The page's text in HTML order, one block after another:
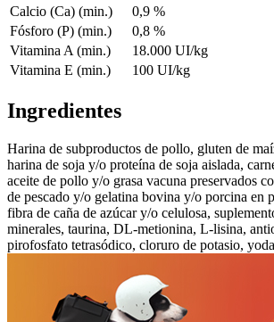
Calcio (Ca) (min.)
0,9 %
Fósforo (P) (min.)
0,8 %
Vitamina A (min.)
18.000 UI/kg
Vitamina E (min.)
100 UI/kg
Ingredientes
Harina de subproductos de pollo, gluten de
harina de soja y/o proteína de soja aislada,
aceite de pollo y/o grasa vacuna preservados
de pescado y/o gelatina bovina y/o porcina en
fibra de caña de azúcar y/o celulosa,
minerales, taurina, DL-metionina, L-lisina,
pirofosfato tetrasódico, cloruro de potasio,